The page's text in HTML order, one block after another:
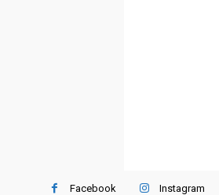
Facebook Instagram